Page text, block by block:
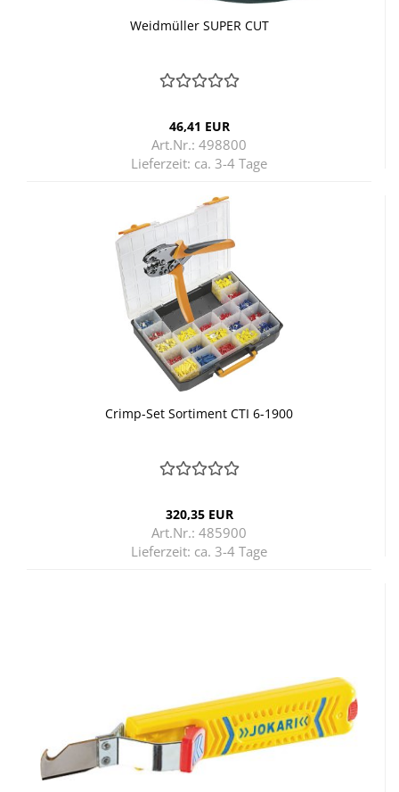
Weid­mül­ler SUPER CUT
46,41 EUR
Art.Nr.: 498800
Lieferzeit: ca. 3-4 Tage
Crimp-​​Set Sor­ti­ment CTI 6-​1900
320,35 EUR
Art.Nr.: 485900
Lieferzeit: ca. 3-4 Tage